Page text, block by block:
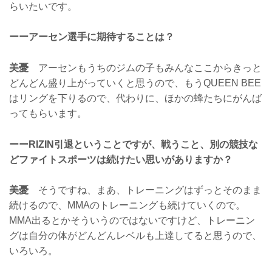
らいたいです。
ーーアーセン選手に期待することは？
美憂 アーセンもうちのジムの子もみんなここからきっと
どんどん盛り上がっていくと思うので、もうQUEEN BEE
はリングを下りるので、代わりに、ほかの蜂たちにがんば
ってもらいます。
ーーRIZIN引退ということですが、戦うこと、別の競技な
どファイトスポーツは続けたい思いがありますか？
美憂 そうですね、まあ、トレーニングはずっとそのまま
続けるので、MMAのトレーニングも続けていくので。
MMA出るとかそういうのではないですけど、トレーニン
グは自分の体がどんどんレベルも上達してると思うので、
いろいろ。